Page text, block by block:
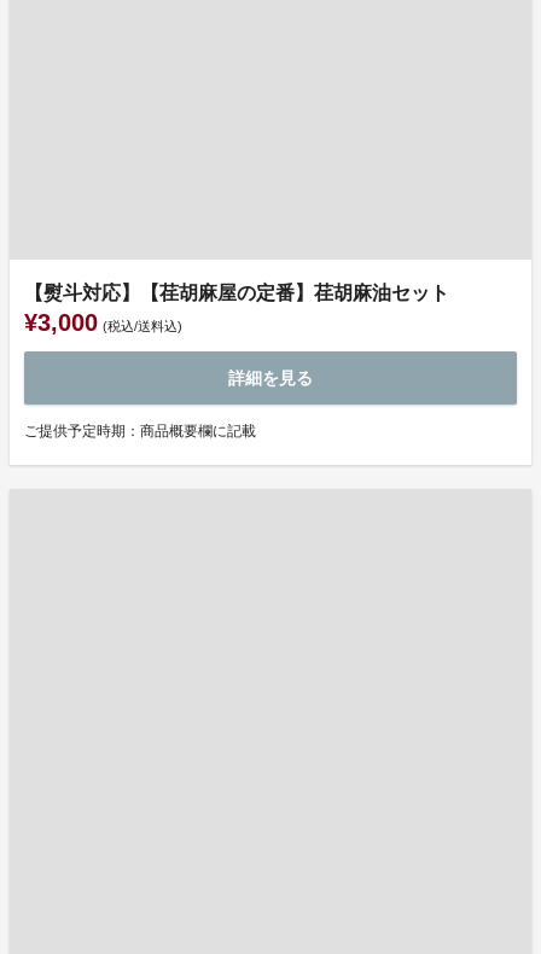
【熨斗対応】【荏胡麻屋の定番】荏胡麻油セット
¥3,000 (税込/送料込)
詳細を見る
ご提供予定時期：商品概要欄に記載